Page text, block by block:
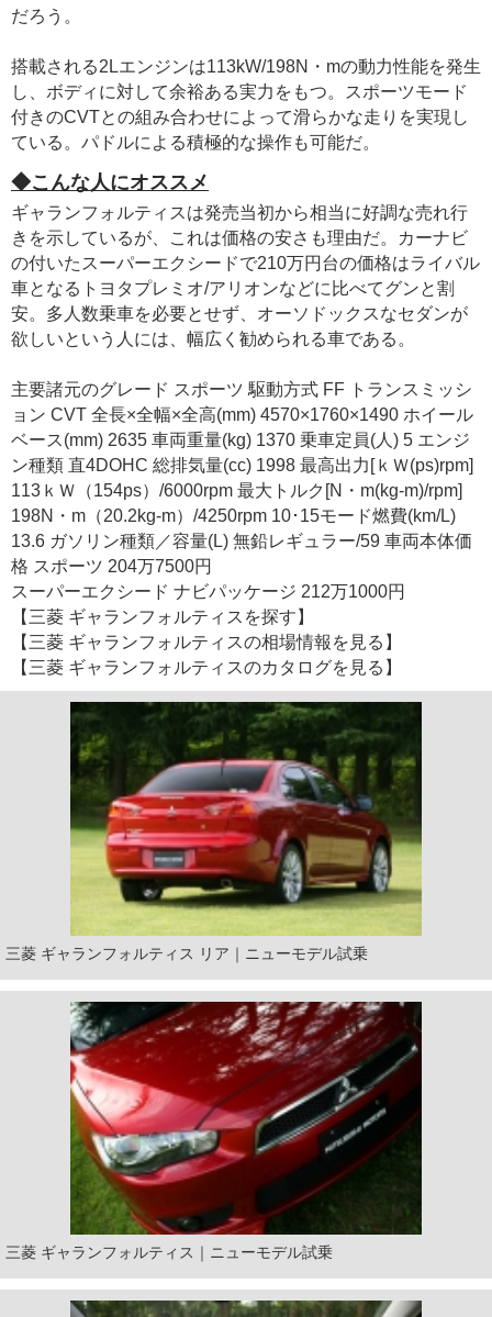
だろう。
搭載される2Lエンジンは113kW/198N・mの動力性能を発生
し、ボディに対して余裕ある実力をもつ。スポーツモード
付きのCVTとの組み合わせによって滑らかな走りを実現し
ている。パドルによる積極的な操作も可能だ。
◆こんな人にオススメ
ギャランフォルティスは発売当初から相当に好調な売れ行
きを示しているが、これは価格の安さも理由だ。カーナビ
の付いたスーパーエクシードで210万円台の価格はライバル
車となるトヨタプレミオ/アリオンなどに比べてグンと割
安。多人数乗車を必要とせず、オーソドックスなセダンが
欲しいという人には、幅広く勧められる車である。
主要諸元のグレード スポーツ 駆動方式 FF トランスミッシ
ョン CVT 全長×全幅×全高(mm) 4570×1760×1490 ホイール
ベース(mm) 2635 車両重量(kg) 1370 乗車定員(人) 5 エンジ
ン種類 直4DOHC 総排気量(cc) 1998 最高出力[ｋＷ(ps)rpm]
113ｋＷ（154ps）/6000rpm 最大トルク[N・m(kg-m)/rpm]
198N・m（20.2kg-m）/4250rpm 10･15モード燃費(km/L)
13.6 ガソリン種類／容量(L) 無鉛レギュラー/59 車両本体価
格 スポーツ 204万7500円
スーパーエクシード ナビパッケージ 212万1000円
【三菱 ギャランフォルティスを探す】
【三菱 ギャランフォルティスの相場情報を見る】
【三菱 ギャランフォルティスのカタログを見る】
三菱 ギャランフォルティス リア｜ニューモデル試乗
三菱 ギャランフォルティス｜ニューモデル試乗